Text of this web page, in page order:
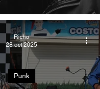
Punk
Richo
28 oct 2025